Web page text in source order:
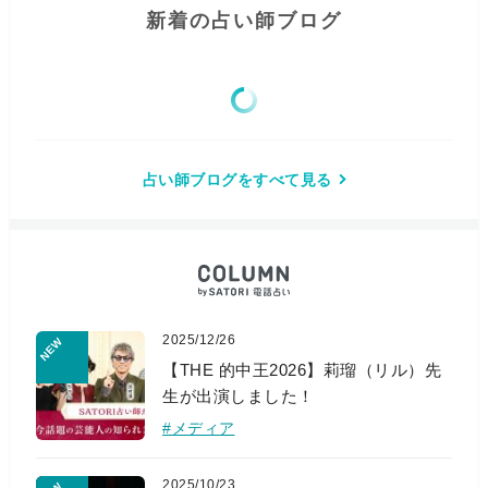
新着の占い師ブログ
占い師ブログをすべて見る
2025/12/26
【THE 的中王2026】莉瑠（リル）先
生が出演しました！
#メディア
2025/10/23